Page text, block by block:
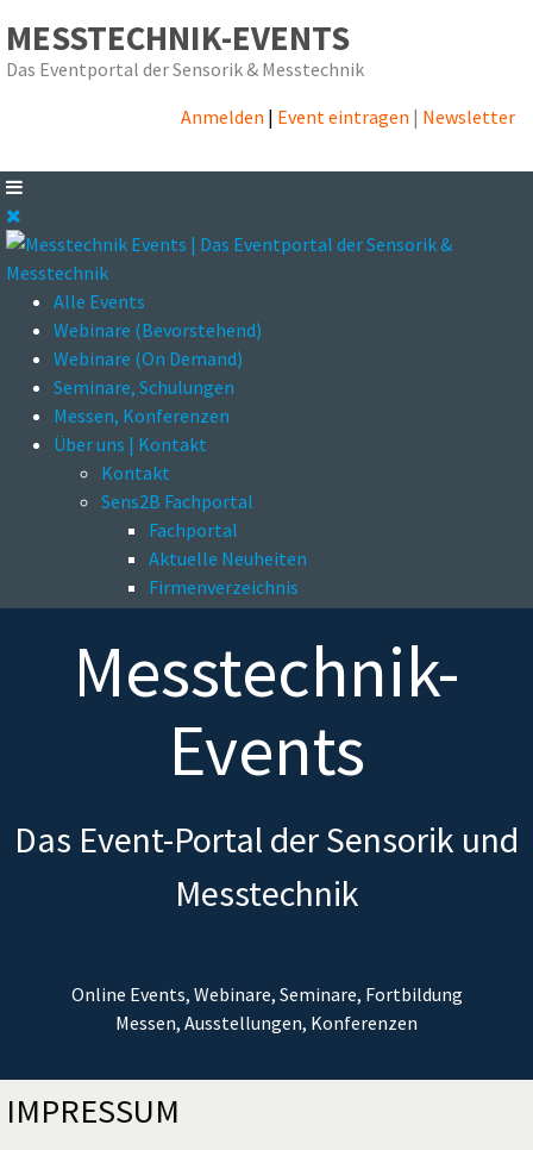
MESSTECHNIK-EVENTS
Das Eventportal der Sensorik & Messtechnik
Anmelden | Event eintragen | Newsletter
Alle Events
Webinare (Bevorstehend)
Webinare (On Demand)
Seminare, Schulungen
Messen, Konferenzen
Über uns | Kontakt
Kontakt
Sens2B Fachportal
Fachportal
Aktuelle Neuheiten
Firmenverzeichnis
Messtechnik-
Events
Das Event-Portal der Sensorik und
Messtechnik
Online Events, Webinare, Seminare, Fortbildung
Messen, Ausstellungen, Konferenzen
IMPRESSUM